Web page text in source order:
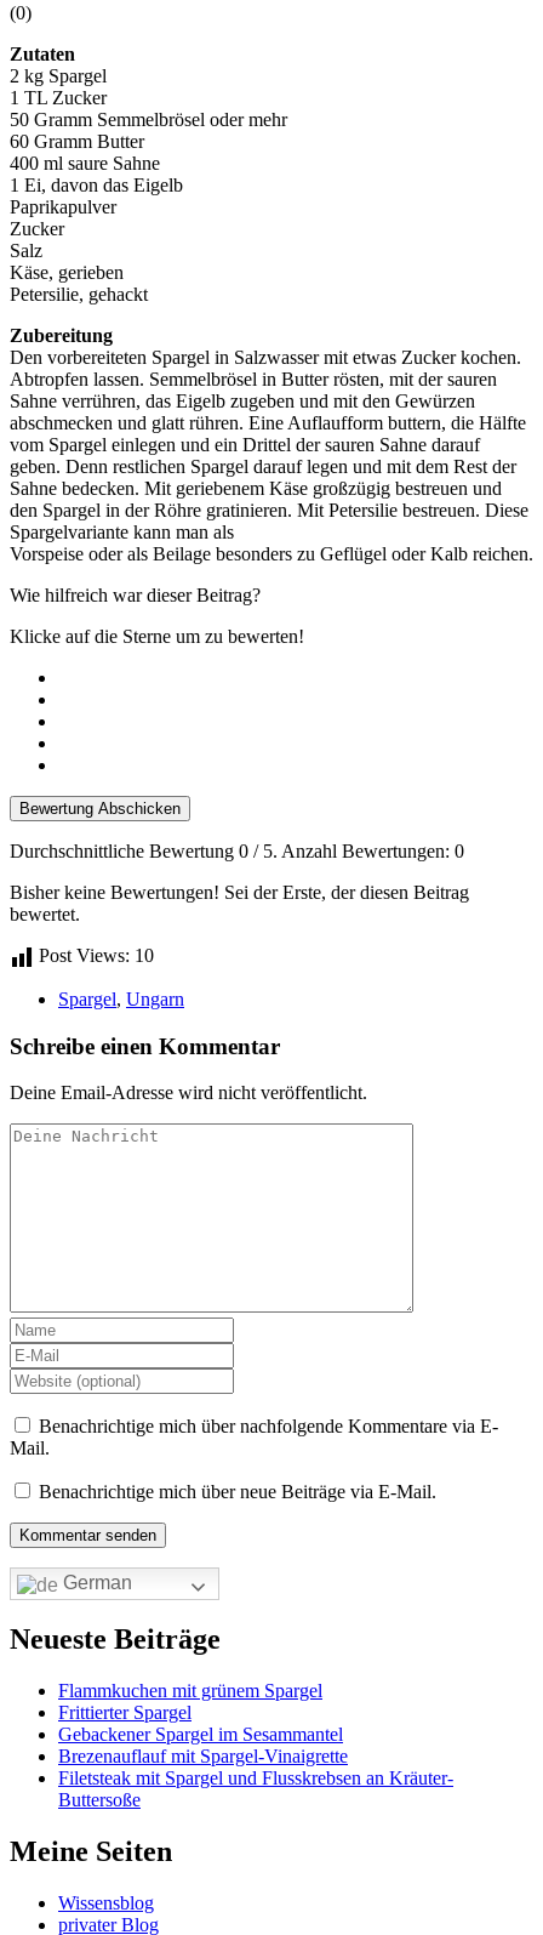
(0)
Zutaten
2 kg Spargel
1 TL Zucker
50 Gramm Semmelbrösel oder mehr
60 Gramm Butter
400 ml saure Sahne
1 Ei, davon das Eigelb
Paprikapulver
Zucker
Salz
Käse, gerieben
Petersilie, gehackt
Zubereitung
Den vorbereiteten Spargel in Salzwasser mit etwas Zucker kochen.
Abtropfen lassen. Semmelbrösel in Butter rösten, mit der sauren
Sahne verrühren, das Eigelb zugeben und mit den Gewürzen
abschmecken und glatt rühren. Eine Auflaufform buttern, die Hälfte
vom Spargel einlegen und ein Drittel der sauren Sahne darauf
geben. Denn restlichen Spargel darauf legen und mit dem Rest der
Sahne bedecken. Mit geriebenem Käse großzügig bestreuen und
den Spargel in der Röhre gratinieren. Mit Petersilie bestreuen. Diese
Spargelvariante kann man als
Vorspeise oder als Beilage besonders zu Geflügel oder Kalb reichen.
Wie hilfreich war dieser Beitrag?
Klicke auf die Sterne um zu bewerten!
Bewertung Abschicken
Durchschnittliche Bewertung 0 / 5. Anzahl Bewertungen: 0
Bisher keine Bewertungen! Sei der Erste, der diesen Beitrag
bewertet.
Post Views: 10
Spargel, Ungarn
Schreibe einen Kommentar
Deine Email-Adresse wird nicht veröffentlicht.
Benachrichtige mich über nachfolgende Kommentare via E-
Mail.
Benachrichtige mich über neue Beiträge via E-Mail.
German
Neueste Beiträge
Flammkuchen mit grünem Spargel
Frittierter Spargel
Gebackener Spargel im Sesammantel
Brezenauflauf mit Spargel-Vinaigrette
Filetsteak mit Spargel und Flusskrebsen an Kräuter-
Buttersoße
Meine Seiten
Wissensblog
privater Blog